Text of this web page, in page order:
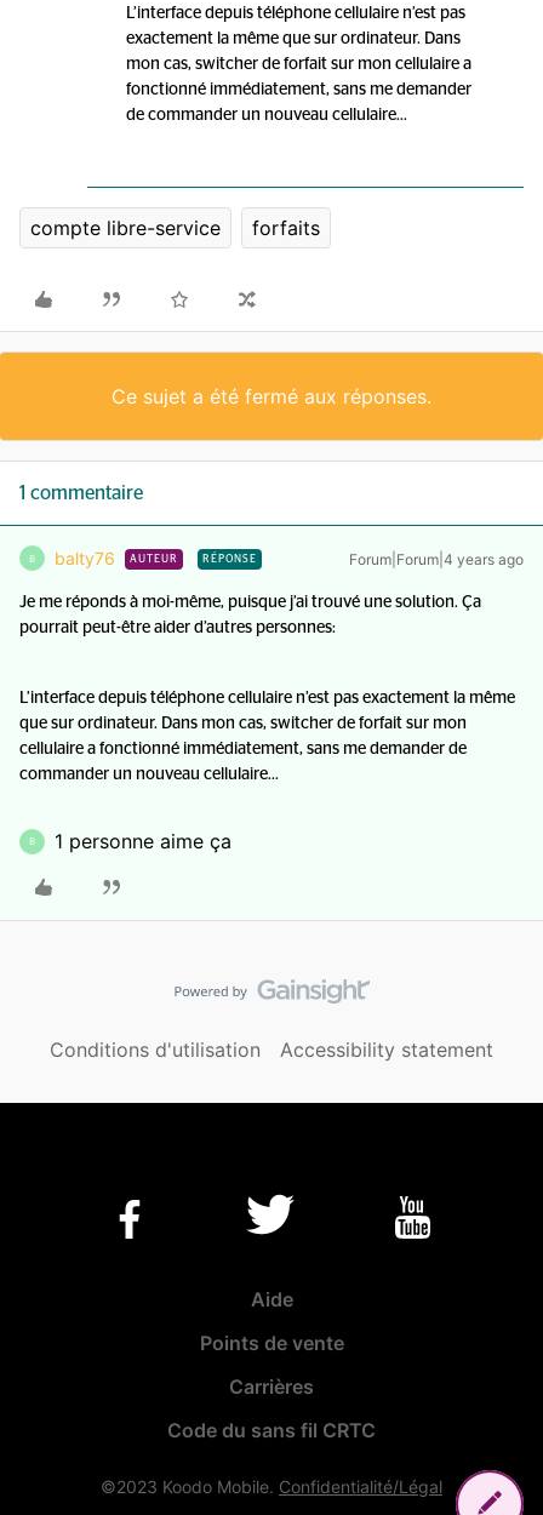
L’interface depuis téléphone cellulaire n’est pas
exactement la même que sur ordinateur. Dans
mon cas, switcher de forfait sur mon cellulaire a
fonctionné immédiatement, sans me demander
de commander un nouveau cellulaire...
compte libre-service forfaits
Ce sujet a été fermé aux réponses.
1 commentaire
B balty76 AUTEUR RÉPONSE Forum|Forum|4 years ago
Je me réponds à moi-même, puisque j’ai trouvé une solution. Ça
pourrait peut-être aider d’autres personnes:
L’interface depuis téléphone cellulaire n’est pas exactement la même
que sur ordinateur. Dans mon cas, switcher de forfait sur mon
cellulaire a fonctionné immédiatement, sans me demander de
commander un nouveau cellulaire...
B 1 personne aime ça
Conditions d'utilisation Accessibility statement
Aide
Points de vente
Carrières
Code du sans fil CRTC
©2023 Koodo Mobile. Confidentialité/Légal